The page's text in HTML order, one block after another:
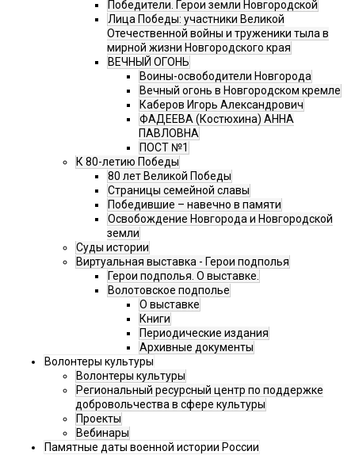
Победители. Герои земли Новгородской
Лица Победы: участники Великой
Отечественной войны и труженики тыла в
мирной жизни Новгородского края
ВЕЧНЫЙ ОГОНЬ
Воины-освободители Новгорода
Вечный огонь в Новгородском кремле
Каберов Игорь Александрович
ФАДЕЕВА (Костюхина) АННА
ПАВЛОВНА
ПОСТ №1
К 80-летию Победы
80 лет Великой Победы
Страницы семейной славы
Победившие – навечно в памяти
Освобождение Новгорода и Новгородской
земли
Суды истории
Виртуальная выставка - Герои подполья
Герои подполья. О выставке.
Волотовское подполье
О выставке
Книги
Периодические издания
Архивные документы
Волонтеры культуры
Волонтеры культуры
Региональный ресурсный центр по поддержке
добровольчества в сфере культуры
Проекты
Вебинары
Памятные даты военной истории России